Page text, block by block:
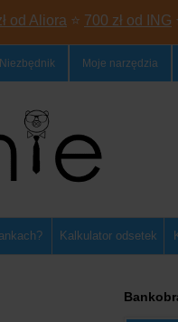
od Aliora ⭐ 700 zł od ING
Niezbędnik Moje narzędzia
Kalkulator odsetek